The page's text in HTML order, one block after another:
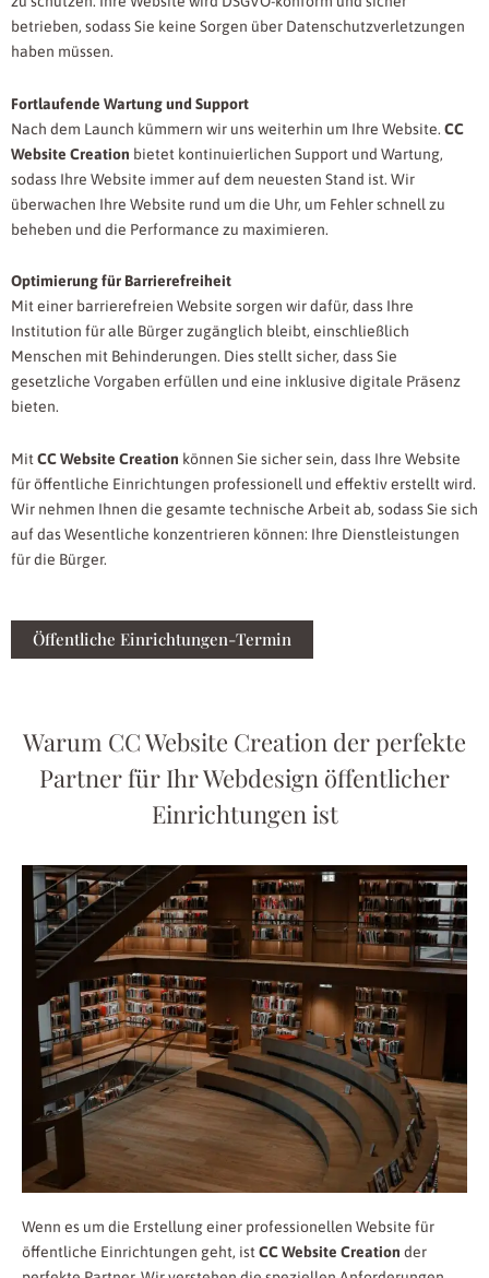
betrieben, sodass Sie keine Sorgen über Datenschutzverletzungen
haben müssen.
Fortlaufende Wartung und Support
Nach dem Launch kümmern wir uns weiterhin um Ihre Website. CC
Website Creation bietet kontinuierlichen Support und Wartung,
sodass Ihre Website immer auf dem neuesten Stand ist. Wir
überwachen Ihre Website rund um die Uhr, um Fehler schnell zu
beheben und die Performance zu maximieren.
Optimierung für Barrierefreiheit
Mit einer barrierefreien Website sorgen wir dafür, dass Ihre
Institution für alle Bürger zugänglich bleibt, einschließlich
Menschen mit Behinderungen. Dies stellt sicher, dass Sie
gesetzliche Vorgaben erfüllen und eine inklusive digitale Präsenz
bieten.
Mit CC Website Creation können Sie sicher sein, dass Ihre Website
für öffentliche Einrichtungen professionell und effektiv erstellt wird.
Wir nehmen Ihnen die gesamte technische Arbeit ab, sodass Sie sich
auf das Wesentliche konzentrieren können: Ihre Dienstleistungen
für die Bürger.
Öffentliche Einrichtungen-Termin
Warum CC Website Creation der perfekte
Partner für Ihr Webdesign öffentlicher
Einrichtungen ist
Wenn es um die Erstellung einer professionellen Website für
öffentliche Einrichtungen geht, istCC Website Creation der